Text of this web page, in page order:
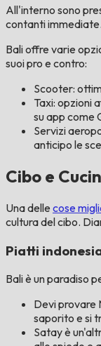
All'interno sono
contanti immediate.
Bali offre varie
suoi pro e contro:
Scooter:
Taxi: opzioni
su app come
Servizi
anticipo le
Cibo e
Una delle cose
cultura del cibo.
Piatti
Bali è un paradiso
Devi provare
saporito e si
Satay è